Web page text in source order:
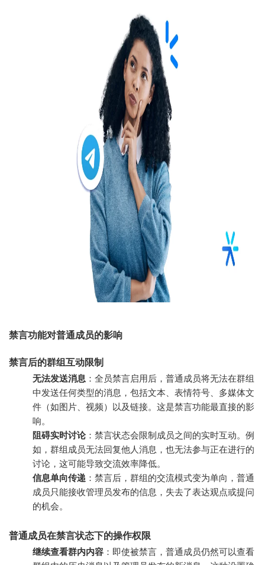
禁言功能对普通成员的影响
禁言后的群组互动限制
无法发送消息 ：全员禁言启用后，普通成员将无法在群组
中发送任何类型的消息，包括文本、表情符号、多媒体文
件（如图片、视频）以及链接。这是禁言功能最直接的影
响。
阻碍实时讨论：禁言状态会限制成员之间的实时互动。例
如，群组成员无法回复他人消息，也无法参与正在进行的
讨论，这可能导致交流效率降低。
信息单向传递 ：禁言后，群组的交流模式变为单向，普通
成员只能接收管理员发布的信息，失去了表达观点或提问
的机会。
普通成员在禁言状态下的操作权限
继续查看群内内容 ：即使被禁言，普通成员仍然可以查看